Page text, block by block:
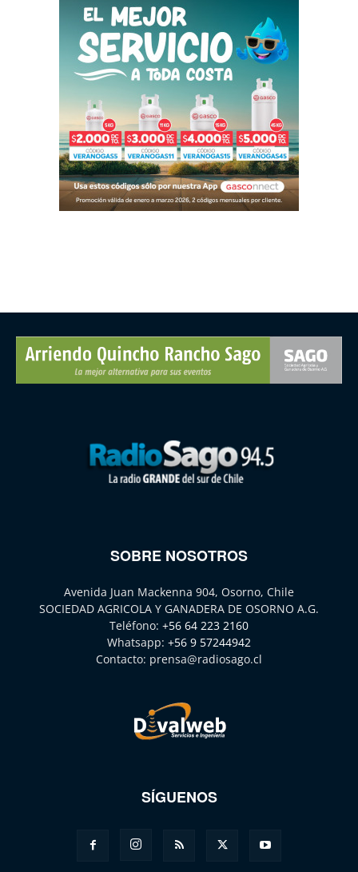
SOBRE NOSOTROS
Avenida Juan Mackenna 904, Osorno, Chile
SOCIEDAD AGRICOLA Y GANADERA DE OSORNO A.G.
Teléfono: +56 64 223 2160
Whatsapp: +56 9 57244942
Contacto: prensa@radiosago.cl
SÍGUENOS